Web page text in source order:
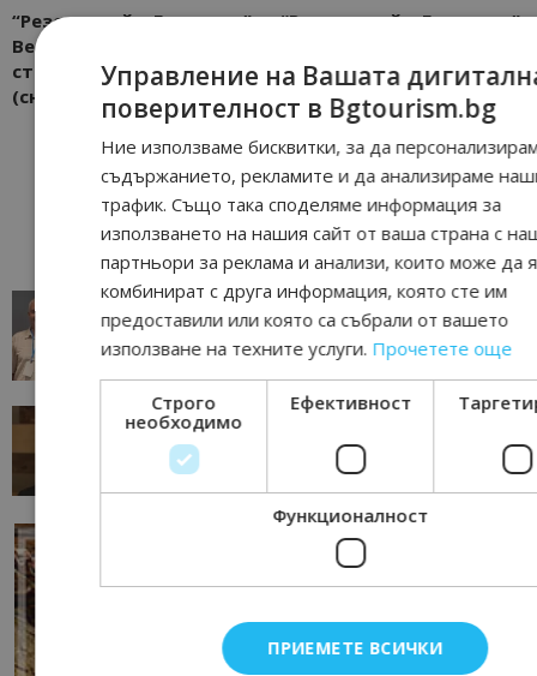
“Резервирай в България”:
Велинград – СПА
столицата Балканите
(снимки + видео)
“Резервирай в България”:
Club, програмата ще
осигурява ексклузивни
преимущества, отстъпки
и подаръци
AI в туризма: защо камериерка може да се
окаже по-трудна за...
AI Travel Economy с Елица Стоилова 05/08/2026 08:28
Тим Браун: Хотелите губят пари заради грешки в
AI Travel Economy с Елица Стоилова 13/07/2026 09:02
Управление на Вашата
поверителност в Bgtourism.bg
Ние използваме бисквитки, за да
съдържанието, рекламите и да анализираме
трафик. Също така споделяме информация за
използването на нашия сайт от ваша страна с
партньори за реклама и анализи, които може да я
комбинират с друга информация, която сте им
предоставили или която са събрали от вашето
използване на техните услуги. Прочетете още
Строго
необходимо
Ефективност
Функционалност
ПРИЕМЕТЕ ВСИЧКИ